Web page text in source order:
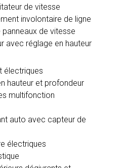
de vitesse
involontaire de ligne
de vitesse
avec réglage en hauteur
électriques
hauteur et profondeur
multifonction
auto avec capteur de
électriques